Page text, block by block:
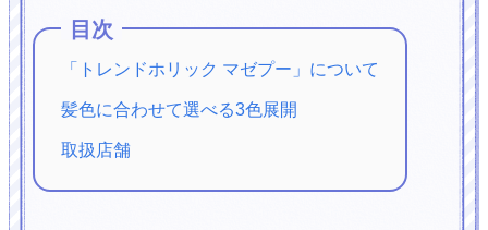
目次
「トレンドホリック マゼプー」について
髪色に合わせて選べる3色展開
取扱店舗